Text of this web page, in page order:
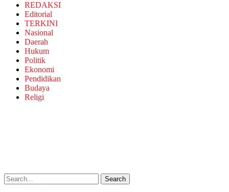
REDAKSI
Editorial
TERKINI
Nasional
Daerah
Hukum
Politik
Ekonomi
Pendidikan
Budaya
Religi
Search